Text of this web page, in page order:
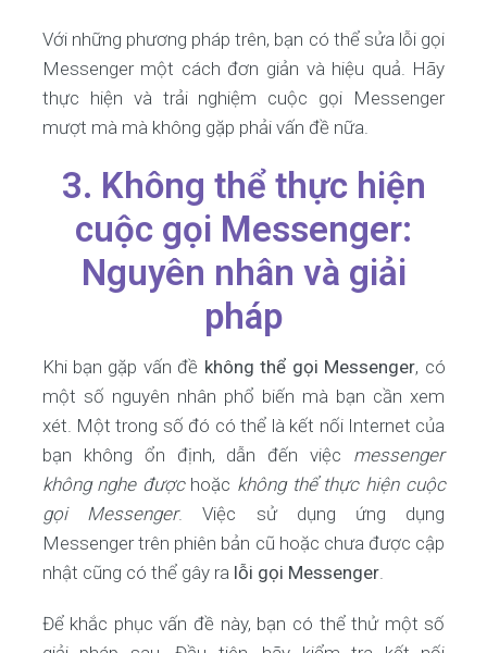
Với những phương pháp trên, bạn có thể sửa lỗi gọi
Messenger một cách đơn giản và hiệu quả. Hãy
thực hiện và trải nghiệm cuộc gọi Messenger
mượt mà mà không gặp phải vấn đề nữa.
3. Không thể thực hiện
cuộc gọi Messenger:
Nguyên nhân và giải
pháp
Khi bạn gặp vấn đề không thể gọi Messenger, có
một số nguyên nhân phổ biến mà bạn cần xem
xét. Một trong số đó có thể là kết nối Internet của
bạn không ổn định, dẫn đến việc messenger
không nghe đượchoặc không thể thực hiện cuộc
gọi Messenger. Việc sử dụng ứng dụng
Messenger trên phiên bản cũ hoặc chưa được cập
nhật cũng có thể gây ra lỗi gọi Messenger.
Để khắc phục vấn đề này, bạn có thể thử một số